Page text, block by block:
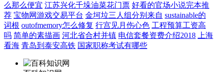
么那么便宜 江苏兴化千垛油菜花门票 好看的官场小说完本推
荐 宝物网游戏交易平台 金坷垃三人组分别来自 sustainable的
词根 outofmemory怎么修复 行宫见月伤心色 工程预算工资高
吗 简单的素描画 河北省合村并镇 电信套餐资费介绍2018
上海
看海 青岛到泰安高铁 国家职称考试有哪些